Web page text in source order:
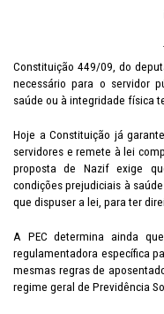
Constituição 449/09, do
necessário para o servidor
saúde ou à integridade física
Hoje a Constituição já
servidores e remete à lei
proposta de Nazif exige
condições prejudiciais à
que dispuser a lei, para ter
A PEC determina ainda
regulamentadora específica
mesmas regras de
regime geral de Previdência